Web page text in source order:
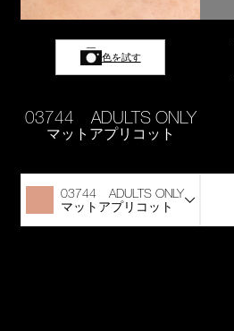
色を試す
03744 ADULTS ONLY
マットアプリコット
03744 ADULTS ONLY
マットアプリコット